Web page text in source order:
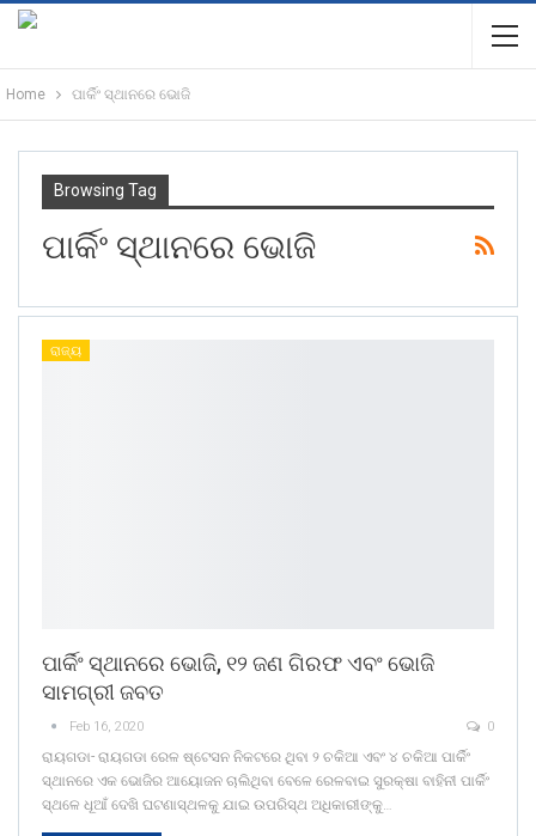
Home ପାର୍କିଂ ସ୍ଥାନରେ ଭୋଜି
Browsing Tag
ପାର୍କିଂ ସ୍ଥାନରେ ଭୋଜି
ରାଜ୍ୟ
ପାର୍କିଂ ସ୍ଥାନରେ ଭୋଜି, ୧୨ ଜଣ ଗିରଫ ଏବଂ ଭୋଜି
ସାମଗ୍ରୀ ଜବତ
Feb 16, 2020 0
ରାୟଗଡା- ରାୟଗଡା ରେଳ ଷ୍ଟେସନ ନିକଟରେ ଥିବା ୨ ଚକିଆ ଏବଂ ୪ ଚକିଆ ପାର୍କିଂ
ସ୍ଥାନରେ ଏକ ଭୋଜିର ଆୟୋଜନ ଚାଲିଥିବା ବେଳେ ରେଳବାଇ ସୁରକ୍ଷା ବାହିନୀ ପାର୍କିଂ
ସ୍ଥଳେ ଧୂଆଁ ଦେଖି ଘଟଣାସ୍ଥଳକୁ ଯାଇ ଉପରିସ୍ଥ ଅଧିକାରୀଙ୍କୁ…